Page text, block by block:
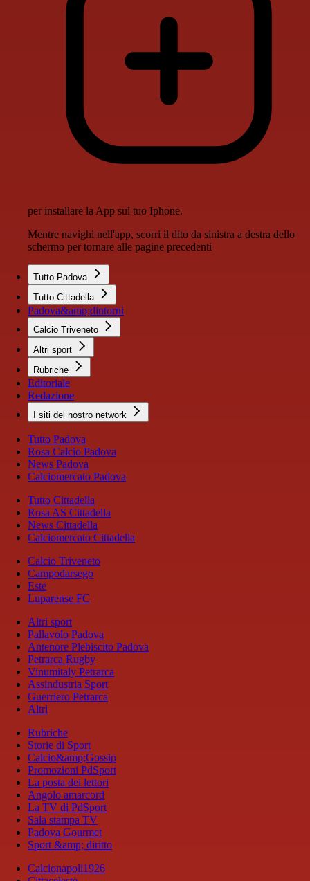
per installare la App sul tuo Iphone.
Mentre navighi nell'app, scorri il dito da sinistra a destra dello
schermo per tornare alle pagine precedenti
Tutto Padova
Tutto Cittadella
Padova&amp;dintorni
Calcio Triveneto
Altri sport
Rubriche
Editoriale
Redazione
I siti del nostro network
Tutto Padova
Rosa Calcio Padova
News Padova
Calciomercato Padova
Tutto Cittadella
Rosa AS Cittadella
News Cittadella
Calciomercato Cittadella
Calcio Triveneto
Campodarsego
Este
Luparense FC
Altri sport
Pallavolo Padova
Antenore Plebiscito Padova
Petrarca Rugby
Vinumitaly Petrarca
Assindustria Sport
Guerriero Petrarca
Altri
Rubriche
Storie di Sport
Calcio&amp;Gossip
Promozioni PdSport
La posta dei lettori
Angolo amarcord
La TV di PdSport
Sala stampa TV
Padova Gourmet
Sport &amp; diritto
Calcionapoli1926